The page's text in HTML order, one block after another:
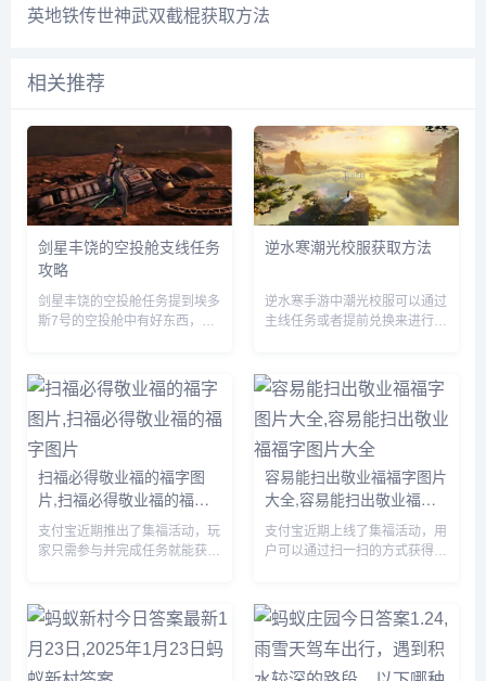
英地铁传世神武双截棍获取方法
相关推荐
剑星丰饶的空投舱支线任务
攻略
剑星丰饶的空投舱任务提到埃多
斯7号的空投舱中有好东西，先
斯7号找到空投舱，但是等我们
达到的时候里面已经没啥好东西
了。...
逆水寒潮光校服获取方法
逆水寒手游中潮光校服可以通过
主线任务或者提前兑换来进行获
么获得，下面小编就为大家带来
具体的方法，有需要的自行查看
吧。...
扫福必得敬业福的福字图
片,扫福必得敬业福的福字
图片
支付宝近期推出了集福活动，玩
家只需参与并完成任务就能获得
面小编将为大家详细介绍一下，
感兴趣的可以接着往下看。...
容易能扫出敬业福福字图片
大全,容易能扫出敬业福福
字图片大全
支付宝近期上线了集福活动，用
户可以通过扫一扫的方式获得福
小编将为大家详细介绍一下，有
需要的小伙伴赶紧来看看吧。...